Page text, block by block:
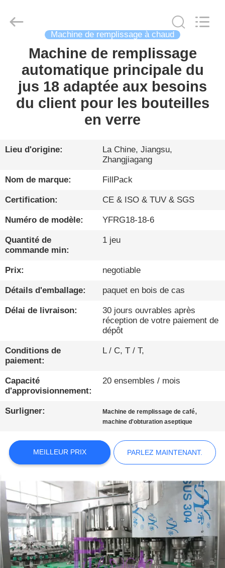
MAISON
PRODUITS
DE
VISITE
D'USINE
CONTRÔLE
CONTACTEZ-
NOUVELLES
PARLEZ
MAINTENANT.
PLAN
DU
POLITIQUE
DE
CONFIDENTIALITÉ
PACK
Machinery
Machine de remplissage à chaud
Machine de remplissage
automatique principale du
jus 18 adaptée aux besoins
du client pour les bouteilles
en verre
Lieu d'origine:
La Chine, Jiangsu,
Zhangjiagang
Nom de marque: FillPack
Certification: CE & ISO & TUV & SGS
Numéro de modèle: YFRG18-18-6
Quantité de
commande min:
1 jeu
Prix: negotiable
Détails d'emballage: paquet en bois de cas
Délai de livraison:
30 jours ouvrables après
réception de votre paiement de
dépôt
Conditions de
paiement:
L / C, T / T,
Capacité
d'approvisionnement:
20 ensembles / mois
Surligner: Machine de remplissage de café,
machine d'obturation aseptique
MEILLEUR PRIX PARLEZ MAINTENANT.